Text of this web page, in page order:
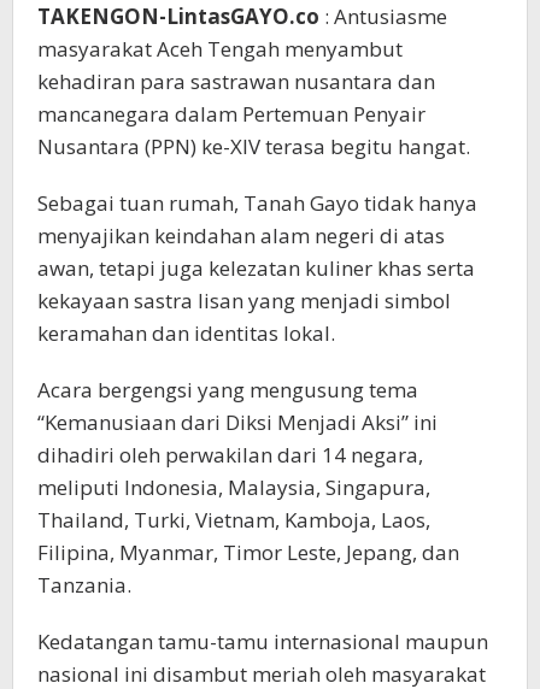
TAKENGON-LintasGAYO.co : Antusiasme
masyarakat Aceh Tengah menyambut
kehadiran para sastrawan nusantara dan
mancanegara dalam Pertemuan Penyair
Nusantara (PPN) ke-XIV terasa begitu hangat.
Sebagai tuan rumah, Tanah Gayo tidak hanya
menyajikan keindahan alam negeri di atas
awan, tetapi juga kelezatan kuliner khas serta
kekayaan sastra lisan yang menjadi simbol
keramahan dan identitas lokal.
Acara bergengsi yang mengusung tema
“Kemanusiaan dari Diksi Menjadi Aksi” ini
dihadiri oleh perwakilan dari 14 negara,
meliputi Indonesia, Malaysia, Singapura,
Thailand, Turki, Vietnam, Kamboja, Laos,
Filipina, Myanmar, Timor Leste, Jepang, dan
Tanzania.
Kedatangan tamu-tamu internasional maupun
nasional ini disambut meriah oleh masyarakat